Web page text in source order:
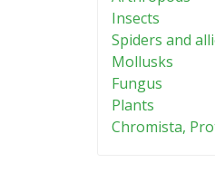
Insects
Spiders and
Mollusks
Fungus
Plants
Chromista,